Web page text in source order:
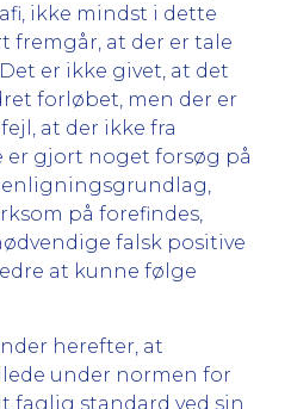
ikke mindst i dette
fremgår, at der er tale
er ikke givet, at det
forløbet, men der er
at der ikke fra
er gjort noget forsøg på
på forefindes,
falsk positive
at kunne følge
herefter, at
under normen for
faglig standard ved sin